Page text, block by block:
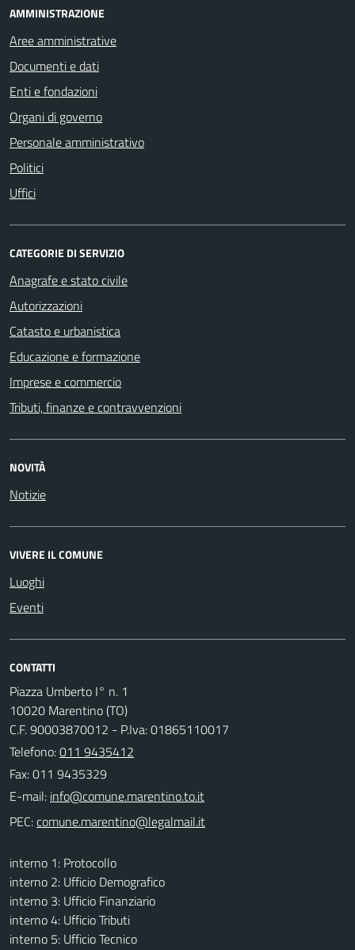
AMMINISTRAZIONE
Aree amministrative
Documenti e dati
Enti e fondazioni
Organi di governo
Personale amministrativo
Politici
Uffici
CATEGORIE DI SERVIZIO
Anagrafe e stato civile
Autorizzazioni
Catasto e urbanistica
Educazione e formazione
Imprese e commercio
Tributi, finanze e contravvenzioni
NOVITÀ
Notizie
VIVERE IL COMUNE
Luoghi
Eventi
CONTATTI
Piazza Umberto I° n. 1
10020 Marentino (TO)
C.F. 90003870012 - P.Iva: 01865110017
Telefono:011 9435412
Fax: 011 9435329
E-mail:
PEC:
interno 1: Protocollo
interno 2: Ufficio Demografico
interno 3: Ufficio Finanziario
interno 4: Ufficio Tributi
interno 5: Ufficio Tecnico